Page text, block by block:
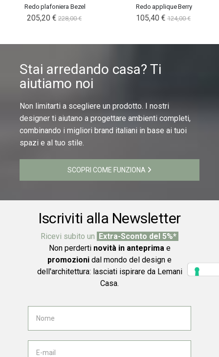
Redo plafoniera Bezel
205,20 € 228,00 €
Redo applique Berry
105,40 € 124,00 €
Stai arredando casa? Ti
aiutiamo noi
Non limitarti a scegliere un prodotto. I nostri
designer ti aiutano a progettare ambienti completi,
combinando i migliori brand italiani in base ai tuoi
spazi e al tuo stile.
SCOPRI COME FUNZIONA
Iscriviti alla Newsletter
Ricevi subito un Extra-Sconto del 5%*
Non perderti novità in anteprimae
promozioni dal mondo del design e
dell'architettura: lasciati ispirare da Lemani
Casa.